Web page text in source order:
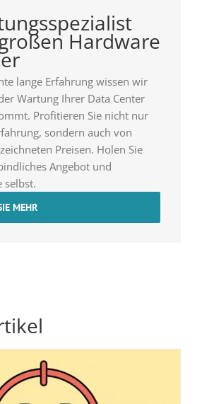
Hardware
lange Erfahrung wissen wir
Wartung Ihrer Data Center
Profitieren Sie nicht nur
sondern auch von
Preisen. Holen Sie
Angebot und
selbst.
MEHR